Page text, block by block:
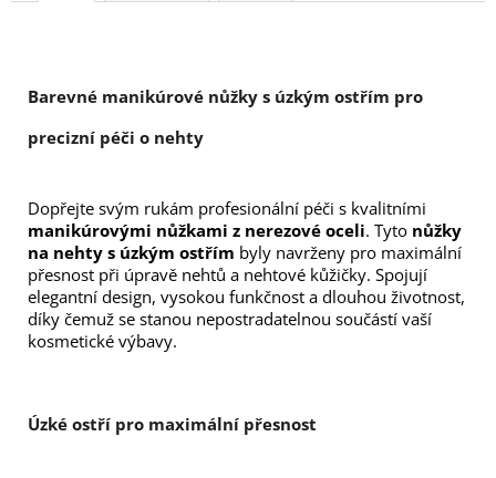
Barevné manikúrové nůžky s úzkým ostřím pro
precizní péči o nehty
manikúrovými nůžkami z nerezové oceli. Tyto nůžky
na nehty s úzkým ostřím byly navrženy pro maximální
přesnost při úpravě nehtů a nehtové kůžičky. Spojují
elegantní design, vysokou funkčnost a dlouhou životnost,
díky čemuž se stanou nepostradatelnou součástí vaší
kosmetické výbavy.
Úzké ostří pro maximální přesnost